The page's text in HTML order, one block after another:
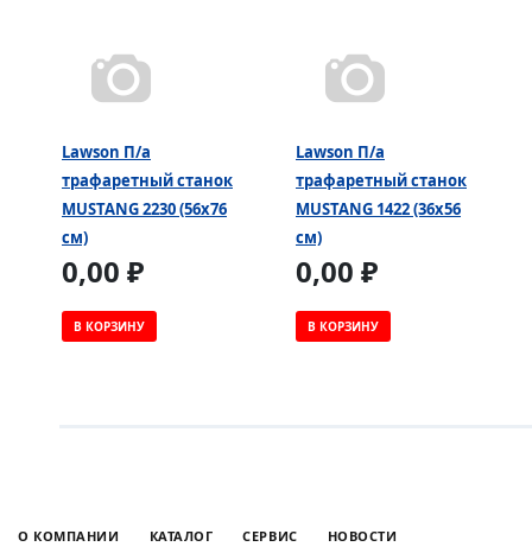
Lawson П/а
трафаретный станок
MUSTANG 2230 (56х76
см)
0,00 ₽
В КОРЗИНУ
Lawson П/а
трафаретный станок
MUSTANG 1422 (36х56
см)
0,00 ₽
В КОРЗИНУ
О КОМПАНИИ КАТАЛОГ СЕРВИС НОВОСТИ